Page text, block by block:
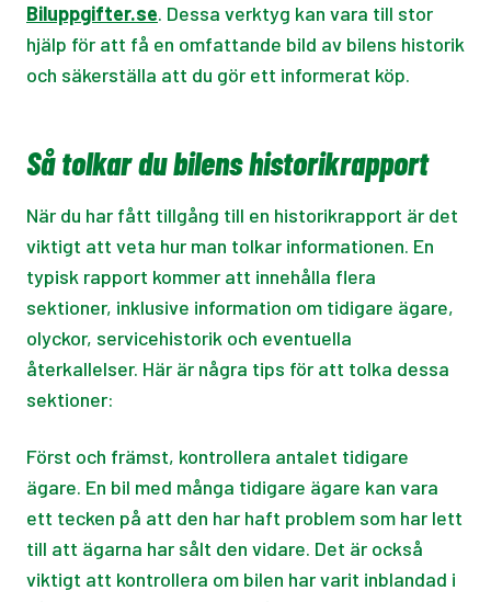
Biluppgifter.se. Dessa verktyg kan vara till stor
hjälp för att få en omfattande bild av bilens historik
och säkerställa att du gör ett informerat köp.
Så tolkar du bilens historikrapport
När du har fått tillgång till en historikrapport är det
viktigt att veta hur man tolkar informationen. En
typisk rapport kommer att innehålla flera
sektioner, inklusive information om tidigare ägare,
olyckor, servicehistorik och eventuella
återkallelser. Här är några tips för att tolka dessa
sektioner:
Först och främst, kontrollera antalet tidigare
ägare. En bil med många tidigare ägare kan vara
ett tecken på att den har haft problem som har lett
till att ägarna har sålt den vidare. Det är också
viktigt att kontrollera om bilen har varit inblandad i